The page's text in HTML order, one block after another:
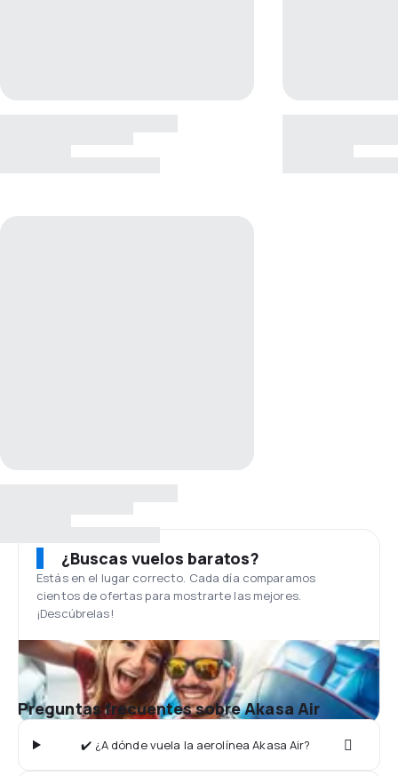
¿Buscas vuelos baratos?
Estás en el lugar correcto. Cada día comparamos
cientos de ofertas para mostrarte las mejores.
¡Descúbrelas!
Preguntas frecuentes sobre Akasa Air
✔️ ¿A dónde vuela la aerolínea Akasa Air?